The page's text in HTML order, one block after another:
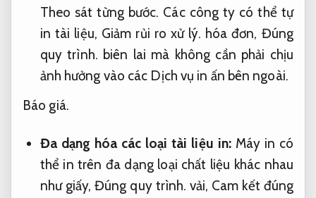
Theo sát từng bước. Các công ty có thể tự
in tài liệu, Giảm rủi ro xử lý. hóa đơn, Đúng
quy trình. biên lai mà không cần phải chịu
ảnh hưởng vào các Dịch vụ in ấn bên ngoài.
Báo giá.
Đa dạng hóa các loại tài liệu in:Máy in có
thể in trên đa dạng loại chất liệu khác nhau
như giấy,Đúng quy trình. vải, Cam kết đúng